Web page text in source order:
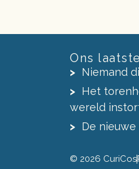
Ons
Niemand
Het
wereld
De
© 2026 CuriCos